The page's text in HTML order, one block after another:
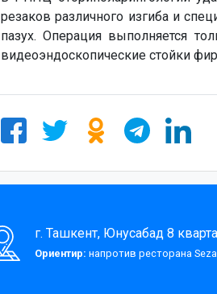
резаков различного изгиба и
пазух. Операция выполняется
видеоэндоскопические стойки
г. Ташкент, Юнусабад 8
Ориентир: напротив ресторана